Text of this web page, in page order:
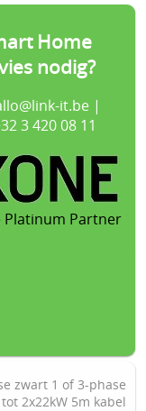
Home
nodig?
it.be|
3 420 08 11
Platinum Partner
zwart 1 of 3-phase
tot 2x22kW 5m kabel